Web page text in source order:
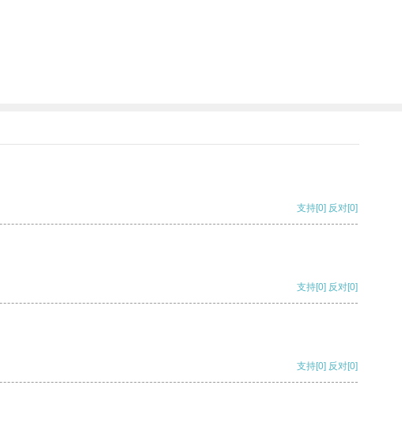
支持[0] 反对[0]
支持[0] 反对[0]
支持[0] 反对[0]